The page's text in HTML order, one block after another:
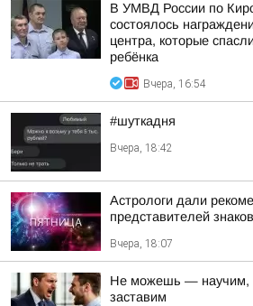
В УМВД России по
состоялось
центра, которые
ребёнка
Вчера, 16:54
#шуткадня
Вчера, 18:42
Астрологи дали
представителей
Вчера, 18:07
Не можешь — научим,
заставим